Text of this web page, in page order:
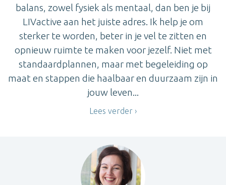
balans, zowel fysiek als mentaal, dan ben je bij
LIVactive aan het juiste adres. Ik help je om
sterker te worden, beter in je vel te zitten en
opnieuw ruimte te maken voor jezelf. Niet met
standaardplannen, maar met begeleiding op
maat en stappen die haalbaar en duurzaam zijn in
jouw leven...
Lees verder